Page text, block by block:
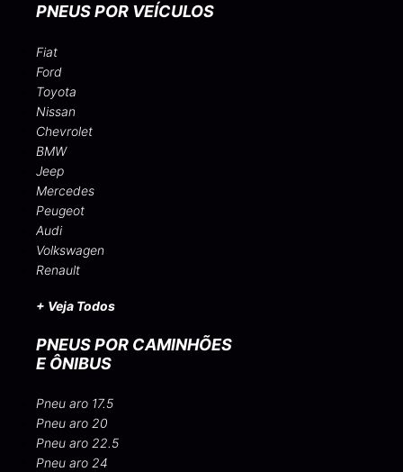
PNEUS POR VEÍCULOS
Fiat
Ford
Toyota
Nissan
Chevrolet
BMW
Jeep
Mercedes
Peugeot
Audi
Volkswagen
Renault
+ Veja Todos
PNEUS POR CAMINHÕES
E ÔNIBUS
Pneu aro 17.5
Pneu aro 20
Pneu aro 22.5
Pneu aro 24